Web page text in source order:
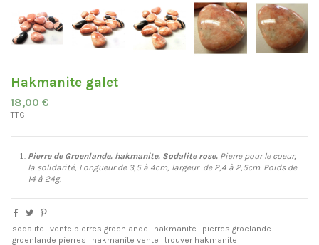
Hakmanite galet
18,00 €
TTC
Pierre de Groenlande. hakmanite. Sodalite rose. Pierre pour le coeur,
la solidarité, Longueur de 3,5 à 4cm, largeur de 2,4 à 2,5cm. Poids de
14 à 24g.
sodalite vente pierres groenlande hakmanite
pierres groelande
groenlande pierres
hakmanite vente
trouver hakmanite